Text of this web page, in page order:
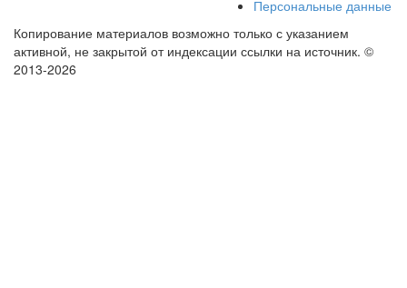
Персональные данные
Копирование материалов возможно только с указанием
активной, не закрытой от индексации ссылки на источник. ©
2013-2026